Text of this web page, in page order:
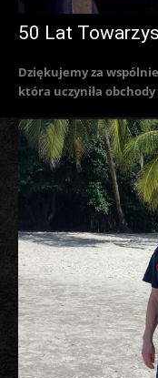
50 Lat
Dziękujemy za
która uczyniła